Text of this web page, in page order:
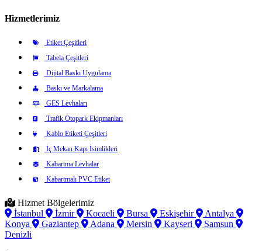
Hizmetlerimiz
Etiket Çeşitleri
Tabela Çeşitleri
Dijital Baskı Uygulama
Baskı ve Markalama
GES Levhaları
Trafik Otopark Ekipmanları
Kablo Etiketi Çeşitleri
İç Mekan Kapı İsimlikleri
Kabartma Levhalar
Kabartmalı PVC Etiket
Hizmet Bölgelerimiz
İstanbul
İzmir Kocaeli Bursa Eskişehir
Antalya
Konya
Gaziantep Adana Mersin Kayseri
Samsun
Denizli